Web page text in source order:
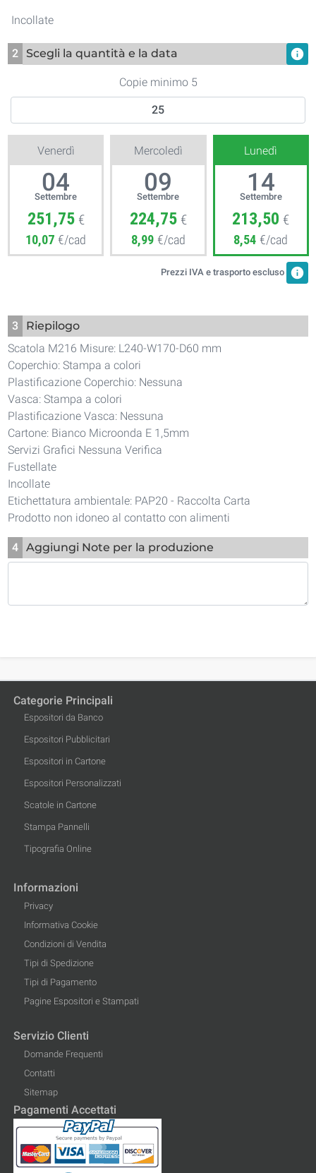
Incollate
2 Scegli la quantità e la data info
Copie minimo 5
Venerdì
04
Settembre
251,75 €
10,07 €/cad
Mercoledì
09
Settembre
224,75 €
8,99 €/cad
Lunedì
14
Settembre
213,50 €
8,54 €/cad
Prezzi IVA e trasporto escluso info
3
Riepilogo
Scatola M216 Misure: L240-W170-D60 mm
Coperchio: Stampa a colori
Plastificazione Coperchio: Nessuna
Vasca: Stampa a colori
Plastificazione Vasca: Nessuna
Cartone: Bianco Microonda E 1,5mm
Servizi Grafici Nessuna Verifica
Fustellate
Incollate
Etichettatura ambientale: PAP20 - Raccolta Carta
Prodotto non idoneo al contatto con alimenti
4 Aggiungi Note per la produzione
Categorie Principali
Espositori da Banco
Espositori Pubblicitari
Espositori in Cartone
Espositori Personalizzati
Scatole in Cartone
Stampa Pannelli
Tipografia Online
Informazioni
Privacy
Informativa Cookie
Condizioni di Vendita
Tipi di Spedizione
Tipi di Pagamento
Pagine Espositori e Stampati
Servizio Clienti
Domande Frequenti
Contatti
Sitemap
Pagamenti Accettati